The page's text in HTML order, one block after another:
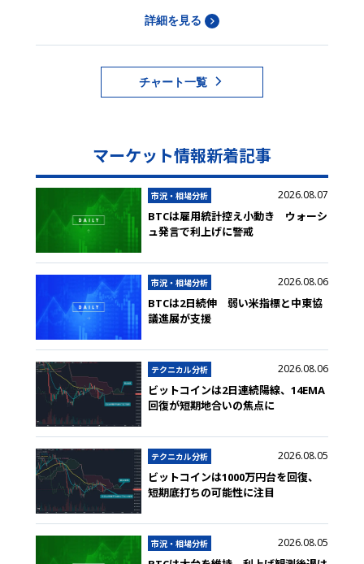
詳細を見る
チャート一覧
マーケット情報新着記事
市況・相場分析 2026.08.07
BTCは雇用統計控え小動き ウォーシ
ュ発言で利上げに警戒
市況・相場分析 2026.08.06
BTCは2日続伸 弱い米指標と中東協
議進展が支援
テクニカル分析 2026.08.06
ビットコインは2日連続陽線、14EMA
回復が短期地合いの焦点に
テクニカル分析 2026.08.05
ビットコインは1000万円台を回復、
短期底打ちの可能性に注目
市況・相場分析 2026.08.05